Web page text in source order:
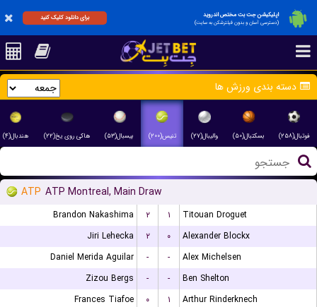
اپلیکیشن جت بت مختص اندروید
(دسترسی آسان و بدون فیلترشکن به سایت)
برای دانلود کلیک کنید
دسته بندی ورزش ها
فوتبال(۲۵۸) بسکتبال(۵۰) والیبال(۲۷) تنیس(۲۰۰) بیسبال(۵۳) هاکی روی یخ(۲۲) هندبال(۴)
ATP ATP Montreal, Main Draw
Brandon Nakashima ۲ ۱
Titouan Droguet
Jiri Lehecka
۲ ۰
Alexander Blockx
Daniel Merida Aguilar
- -
Alex Michelsen
Zizou Bergs
- -
Ben Shelton
Frances Tiafoe
۰ ۱
Arthur Rinderknech